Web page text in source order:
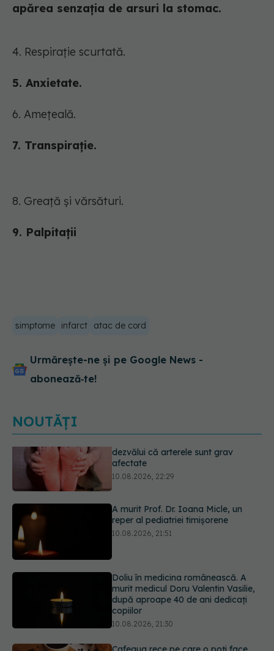
apărea senzația de arsuri la stomac.
4. Respirație scurtată.
5. Anxietate.
6. Amețeală.
7. Transpiraţie.
8. Greață și vărsături.
9. Palpitații
simptome infarct atac de cord
Urmărește-ne și pe Google News -
abonează‑te!
NOUTĂȚI
A murit Prof. Dr. Ioana Micle, un
reper al pediatriei timișorene
Doliu în medicina românească. A
10.08.2026, 21:30
Cafeaua rece pe care o poți face
acasă: are doar 84 de calorii și se
prepară în câteva minute